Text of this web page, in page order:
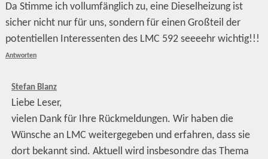
Da Stimme ich vollumfänglich zu, eine Dieselheizung ist
sicher nicht nur für uns, sondern für einen Großteil der
potentiellen Interessenten des LMC 592 seeeehr wichtig!!!
Antworten
Stefan Blanz
Liebe Leser,
vielen Dank für Ihre Rückmeldungen. Wir haben die
Wünsche an LMC weitergegeben und erfahren, dass sie
dort bekannt sind. Aktuell wird insbesondre das Thema